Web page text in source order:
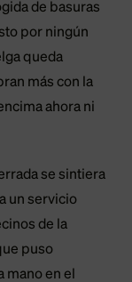
de basuras
por ningún
queda
más con la
ahora ni
se sintiera
un servicio
de la
puso
mano en el